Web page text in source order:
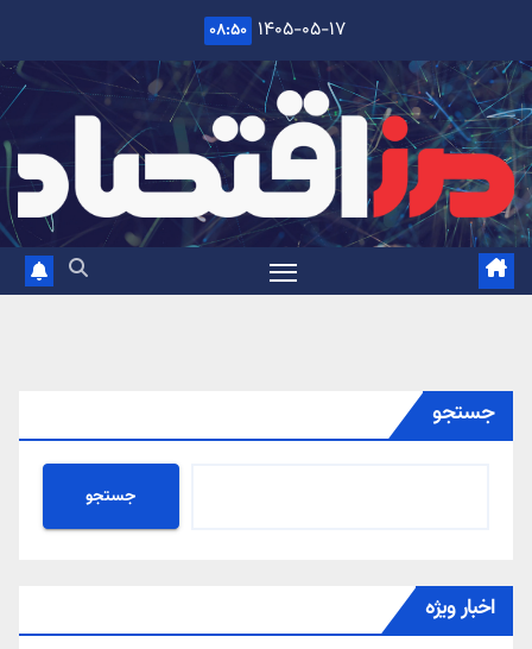
content
۱۴۰۵-۰۵-۱۷ ۰۸:۵۰
جستجو
جستجو
اخبار ویژه